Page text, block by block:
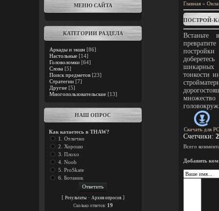
МЕНЮ САЙТА
КАТЕГОРИИ РАЗДЕЛА
Аркады и экшн [86]
Настольные [14]
Головоломки [64]
Слова [5]
Поиск предметов [23]
Стратегии [7]
Другие [5]
Многопользовательские [13]
НАШ ОПРОС
Как катаетесь в THAW?
1. Отлично
2. Хорошо
3. Плохо
4. Noob
5. ProSkate
6. Ботаник
[ Результаты· Архив опросов]
Cколько ответов: 19
Главная »
ПОСТРОЙ-
Встаньте
шикарных
тонкости
Скачать для PC
Счетчики:
Всего
Добавить